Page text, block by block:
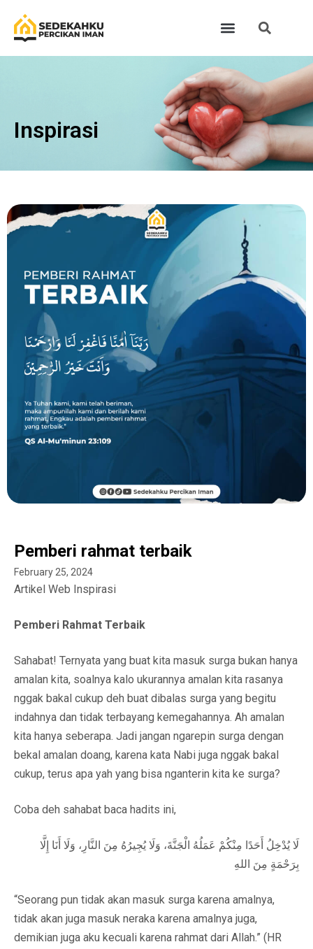
Inspirasi
Pemberi rahmat terbaik
February 25, 2024
Artikel Web Inspirasi
Pemberi Rahmat Terbaik
Sahabat! Ternyata yang buat kita masuk surga bukan hanya
amalan kita, soalnya kalo ukurannya amalan kita rasanya
nggak bakal cukup deh buat dibalas surga yang begitu
indahnya dan tidak terbayang kemegahannya. Ah amalan
kita hanya seberapa. Jadi jangan ngarepin surga dengan
bekal amalan doang, karena kata Nabi juga nggak bakal
cukup, terus apa yah yang bisa nganterin kita ke surga?
Coba deh sahabat baca hadits ini,
‌لَا ‌يُدْخِلُ ‌أَحَدًا ‌مِنْكُمْ ‌عَمَلُهُ الْجَنَّةَ، وَلَا يُجِيرُهُ مِنَ النَّارِ، وَلَا أَنَا إِلَّا
بِرَحْمَةٍ مِنَ اللهِ
“Seorang pun tidak akan masuk surga karena amalnya,
tidak akan juga masuk neraka karena amalnya juga,
demikian juga aku kecuali karena rahmat dari Allah.” (HR